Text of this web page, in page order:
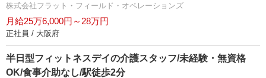
株式会社フラット・フィールド・オペレーションズ
月給25万6,000円～28万円
正社員 / 大阪府
半日型フィットネスデイの介護スタッフ/未経験・無資格
OK/食事介助なし/駅徒歩2分